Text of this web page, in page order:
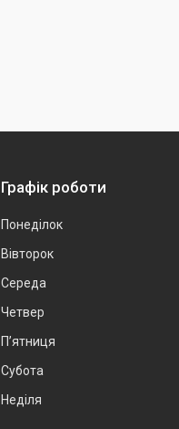
Графік роботи
Понеділок
Вівторок
Середа
Четвер
Пʼятниця
Субота
Неділя